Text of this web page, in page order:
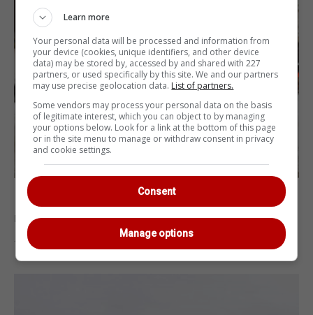
Без водіїв та рейок: У Китаї запустили
новий трамвай
13.12.2019
Learn more
Your personal data will be processed and information from
your device (cookies, unique identifiers, and other device
data) may be stored by, accessed by and shared with 227
partners, or used specifically by this site. We and our partners
may use precise geolocation data. List of partners.
Some vendors may process your personal data on the basis
of legitimate interest, which you can object to by managing
your options below. Look for a link at the bottom of this page
or in the site menu to manage or withdraw consent in privacy
and cookie settings.
Consent
Manage options